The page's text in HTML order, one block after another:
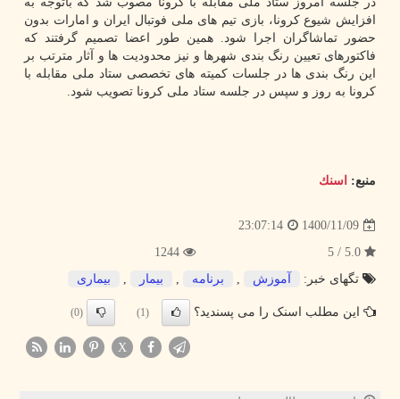
افزایش شیوع کرونا، بازی تیم های ملی فوتبال ایران و امارات بدون
حضور تماشاگران اجرا شود. همین طور اعضا تصمیم گرفتند که
فاکتورهای تعیین رنگ بندی شهرها و نیز محدودیت ها و آثار مترتب بر
این رنگ بندی ها در جلسات کمیته های تخصصی ستاد ملی مقابله با
کرونا به روز و سپس در جلسه ستاد ملی کرونا تصویب شود.
منبع: اسنك
1400/11/09
23:07:14
تگهای خبر:
آموزش , برنامه , بیمار , بیماری
این مطلب اسنک را می پسندید؟ (1)
(0)
X